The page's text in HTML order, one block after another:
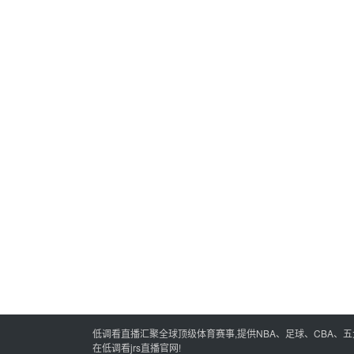
低调看直播汇聚全球顶级体育赛事,提供NBA、足球、CBA、
在低调看jrs直播官网!